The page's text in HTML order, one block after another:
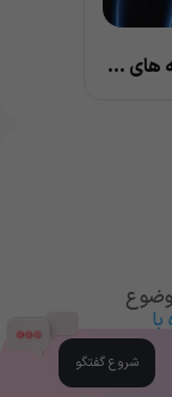
علت درد کبد چیست؟ علائم و نشانه های مهم بیماری کبد
شروع گفتگو